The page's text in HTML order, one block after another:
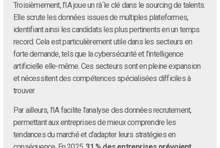
Troisièmement, l’IA joue un rà´le clé dans le sourcing de talents.
Elle scrute les données issues de multiples plateformes,
identifiant ainsi les candidats les plus pertinents en un temps
record. Cela est particulièrement utile dans les secteurs en
forte demande, tels que la cybersécurité et l’intelligence
artificielle elle-même. Ces secteurs sont en pleine expansion
et nécessitent des compétences spécialisées difficiles à
trouver.
Par ailleurs, l’IA facilite l’analyse des données recrutement,
permettant aux entreprises de mieux comprendre les
tendances du marché et d’adapter leurs stratégies en